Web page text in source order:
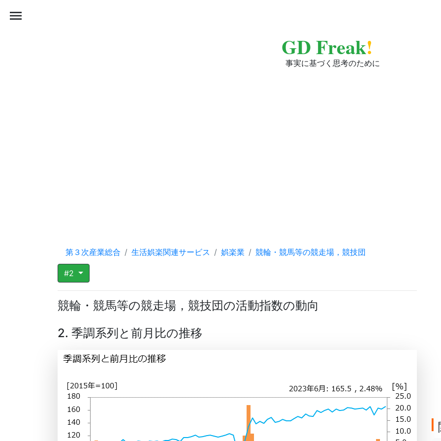
GD Freak!
事実に基づく思考のために
menu
第３次産業総合 生活娯楽関連サービス 娯楽業 競輪・競馬等の競走場，競技団
#2
競輪・競馬等の競走場，競技団の活動指数の動向
2. 季調系列と前月比の推移